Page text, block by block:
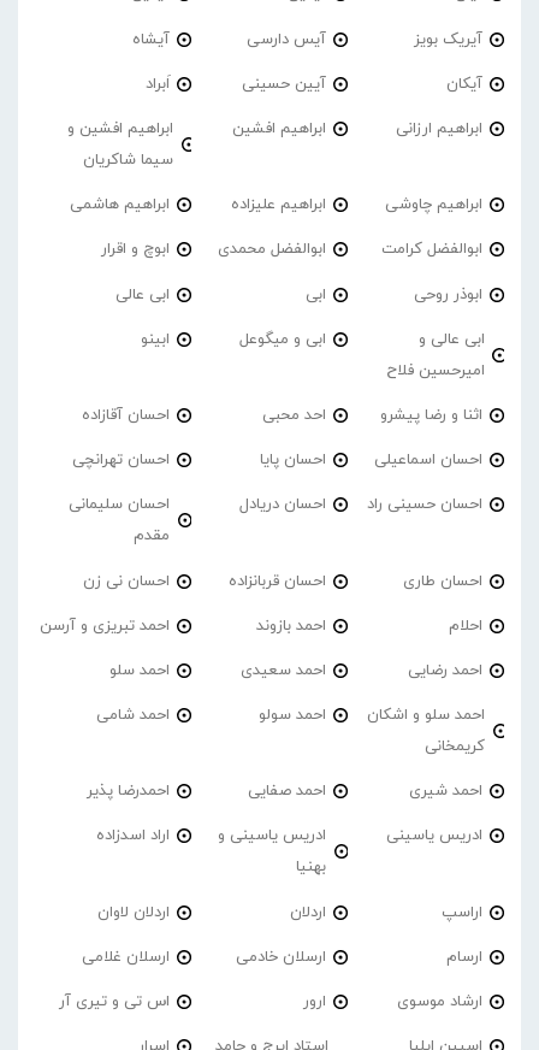
آیریک بویز آیس دارسی آیشاه
آیکان آیین حسینی اَبراد
ابراهیم ارزانی ابراهیم افشین
ابراهیم افشین و
سیما شاکریان
ابراهیم چاوشی ابراهیم علیزاده ابراهیم هاشمی
ابوالفضل کرامت ابوالفضل محمدی ابوچ و اقرار
ابوذر روحی ابی ابی عالی
ابی عالی و
امیرحسین فلاح
ابی و میگوعل ابینو
اثنا و رضا پیشرو احد محبی احسان آقازاده
احسان اسماعیلی احسان پایا احسان تهرانچی
احسان حسینی راد احسان دریادل
احسان سلیمانی
مقدم
احسان طاری احسان قربانزاده احسان نی زن
احلام احمد بازوند احمد تبریزی و آرسن
احمد‌ رضایی احمد سعیدی احمد سلو
احمد سلو و اشکان
کریمخانی
احمد سولو احمد شامی
احمد شیری احمد صفایی احمدرضا پذیر
ادریس یاسینی
ادریس یاسینی و
بهنیا
اراد اسدزاده
اراسپ اردلان اردلان لاوان
ارسام ارسلان خادمی ارسلان غلامی
ارشاد موسوی ارور اس تی و تیری آر